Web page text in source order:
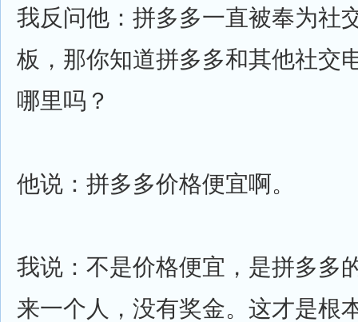
我反问他：拼多多一直被奉为社
板，那你知道拼多多和其他社交
哪里吗？
他说：拼多多价格便宜啊。
我说：不是价格便宜，是拼多多
来一个人，没有奖金。这才是根